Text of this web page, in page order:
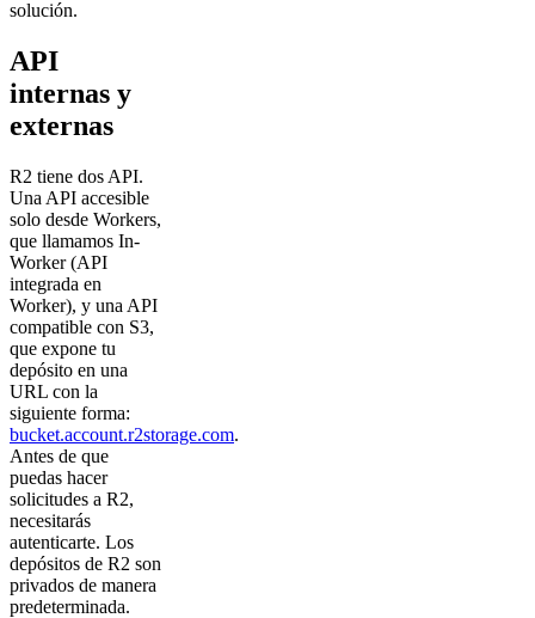
solución.
API
internas y
externas
R2 tiene dos API.
Una API accesible
solo desde Workers,
que llamamos In-
Worker (API
integrada en
Worker), y una API
compatible con S3,
que expone tu
depósito en una
URL con la
siguiente forma:
bucket.account.r2storage.com.
Antes de que
puedas hacer
solicitudes a R2,
necesitarás
autenticarte. Los
depósitos de R2 son
privados de manera
predeterminada.